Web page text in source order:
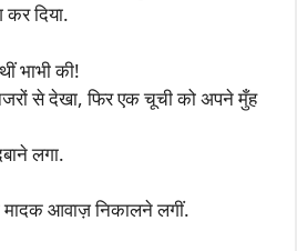
दिया.
भाभी की!
से देखा, फिर एक चूची को अपने मुँह
लगा.
मादक आवाज़ निकालने लगीं.